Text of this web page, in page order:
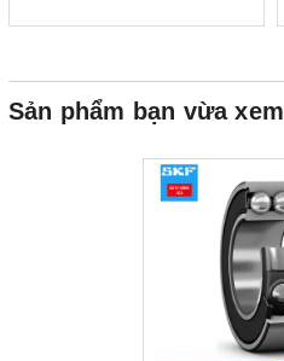
Sản phẩm bạn vừa xem